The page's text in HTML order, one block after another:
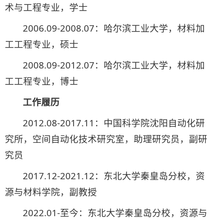
术与工程专业，学士
2006.09-2008.07：哈尔滨工业大学，材料加
工工程专业，硕士
2008.09-2012.07：哈尔滨工业大学，材料加
工工程专业，博士
工作履历
2012.08-2017.11：中国科学院沈阳自动化研
究所，空间自动化技术研究室，助理研究员，副研
究员
2017.12-2021.12：东北大学秦皇岛分校，资
源与材料学院，副教授
2022.01-至今：东北大学秦皇岛分校，资源与